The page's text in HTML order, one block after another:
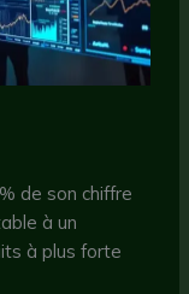
de son chiffre
à un
à plus forte